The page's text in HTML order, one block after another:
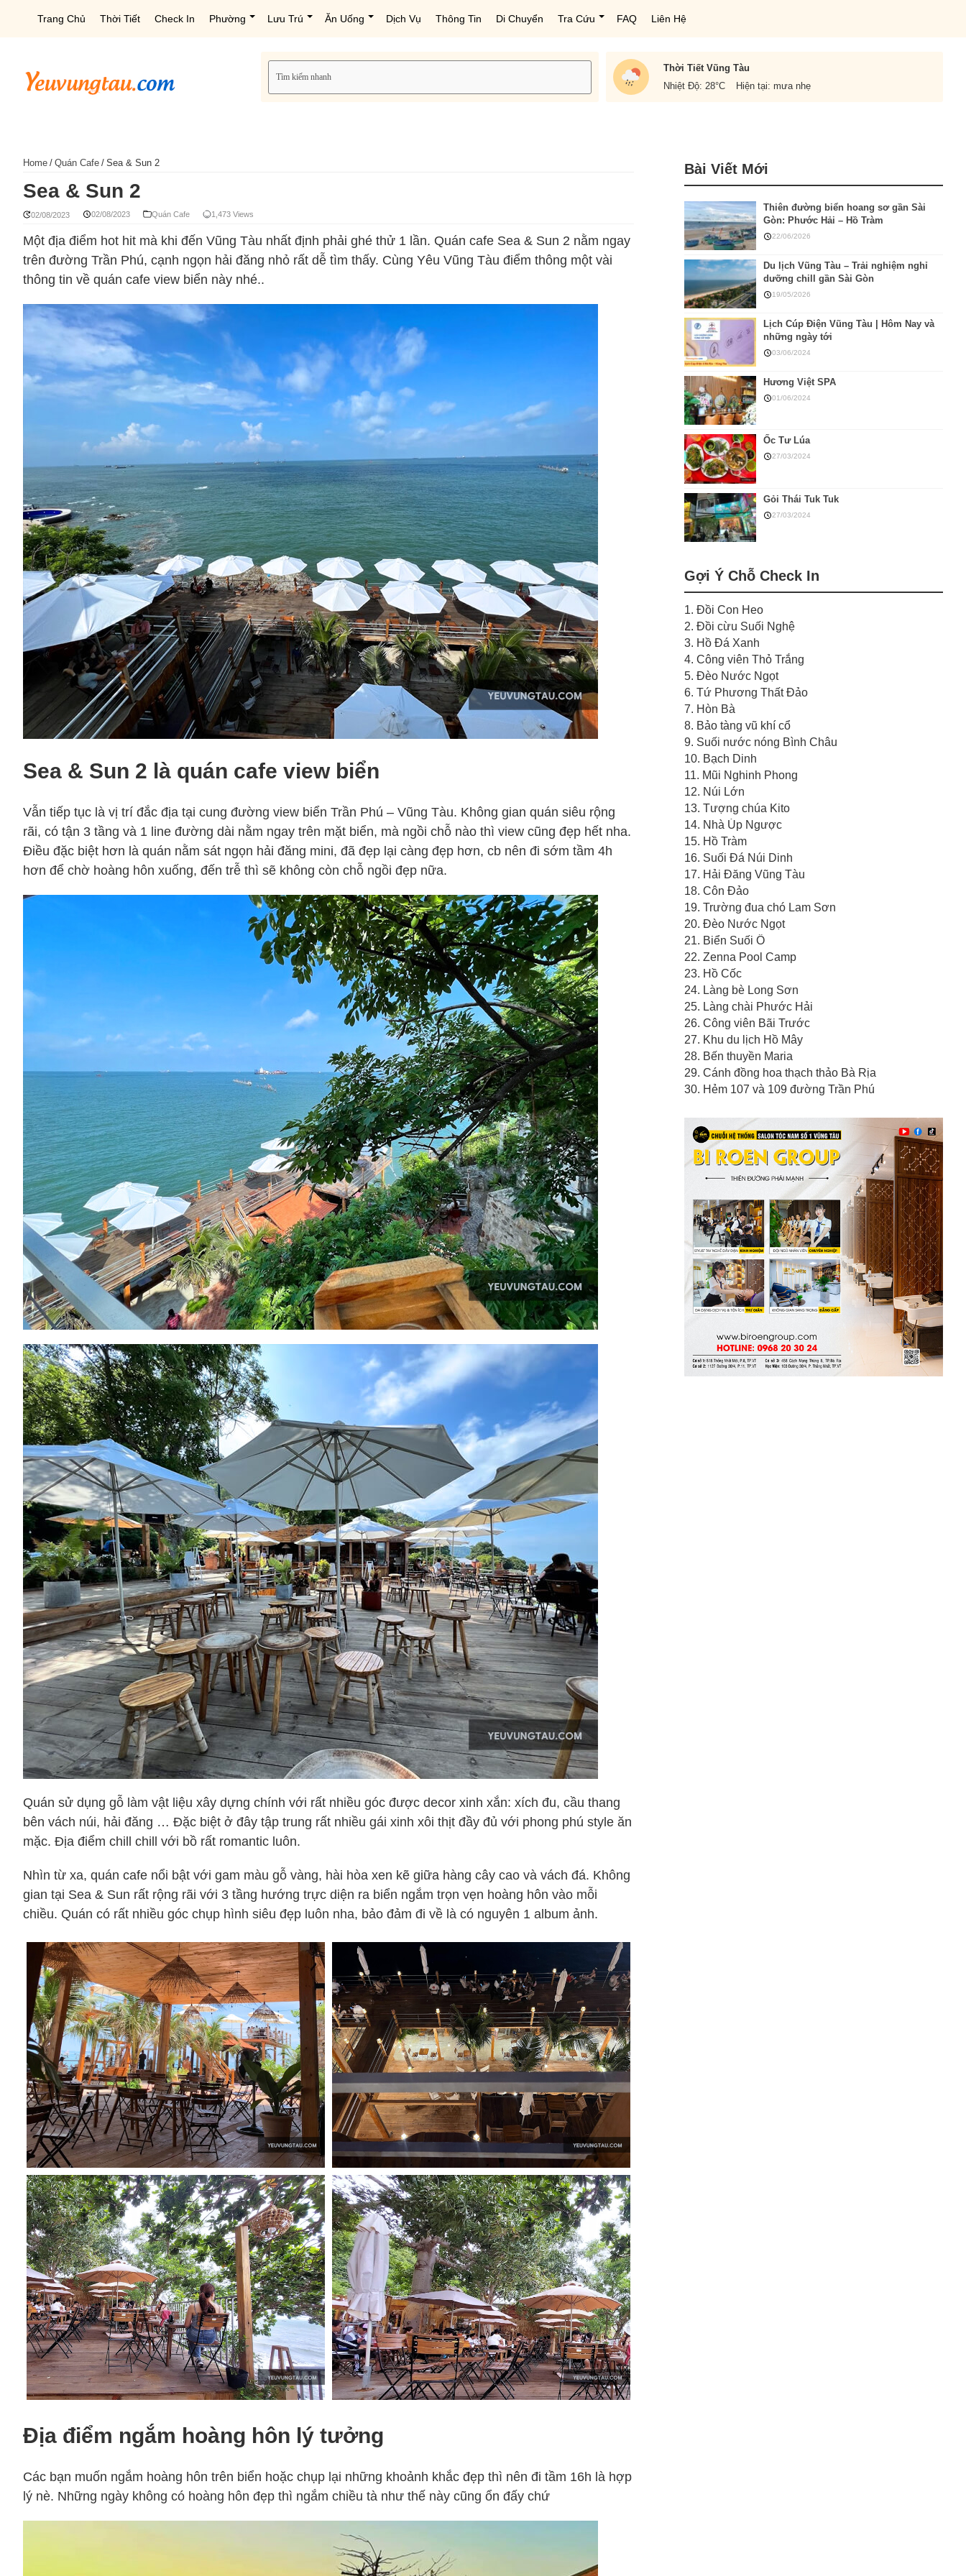
Trang Chủ Thời Tiết Check In Phường Lưu Trú Ăn Uống Dịch Vụ Thông Tin Di Chuyển Tra Cứu FAQ Liên Hệ
Thời Tiết Vũng Tàu
Nhiệt Độ: 28°C Hiện tại: mưa nhẹ
Home / Quán Cafe / Sea & Sun 2
Sea & Sun 2
02/08/2023 02/08/2023 Quán Cafe 1,473 Views
Một địa điểm hot hit mà khi đến Vũng Tàu nhất định phải ghé thử 1 lần. Quán cafe Sea & Sun 2 nằm ngay
trên đường Trần Phú, cạnh ngọn hải đăng nhỏ rất dễ tìm thấy. Cùng Yêu Vũng Tàu điểm thông một vài
thông tin về quán cafe view biển này nhé..
Sea & Sun 2 là quán cafe view biển
Vẫn tiếp tục là vị trí đắc địa tại cung đường view biển Trần Phú – Vũng Tàu. Không gian quán siêu rộng
rãi, có tận 3 tầng và 1 line đường dài nằm ngay trên mặt biển, mà ngồi chỗ nào thì view cũng đẹp hết nha.
Điều đặc biệt hơn là quán nằm sát ngọn hải đăng mini, đã đẹp lại càng đẹp hơn, cb nên đi sớm tầm 4h
hơn để chờ hoàng hôn xuống, đến trễ thì sẽ không còn chỗ ngồi đẹp nữa.
Quán sử dụng gỗ làm vật liệu xây dựng chính với rất nhiều góc được decor xinh xắn: xích đu, cầu thang
bên vách núi, hải đăng … Đặc biệt ở đây tập trung rất nhiều gái xinh xôi thịt đầy đủ với phong phú style ăn
mặc. Địa điểm chill chill với bồ rất romantic luôn.
Nhìn từ xa, quán cafe nổi bật với gam màu gỗ vàng, hài hòa xen kẽ giữa hàng cây cao và vách đá. Không
gian tại Sea & Sun rất rộng rãi với 3 tầng hướng trực diện ra biển ngắm trọn vẹn hoàng hôn vào mỗi
chiều. Quán có rất nhiều góc chụp hình siêu đẹp luôn nha, bảo đảm đi về là có nguyên 1 album ảnh.
Địa điểm ngắm hoàng hôn lý tưởng
Các bạn muốn ngắm hoàng hôn trên biển hoặc chụp lại những khoảnh khắc đẹp thì nên đi tầm 16h là hợp
lý nè. Những ngày không có hoàng hôn đẹp thì ngắm chiều tà như thế này cũng ổn đấy chứ
Bài Viết Mới
Thiên đường biển hoang sơ gần Sài
Gòn: Phước Hải – Hồ Tràm
22/06/2026
Du lịch Vũng Tàu – Trải nghiệm nghỉ
dưỡng chill gần Sài Gòn
19/05/2026
Lịch Cúp Điện Vũng Tàu | Hôm Nay và
những ngày tới
03/06/2024
Hương Việt SPA
01/06/2024
Ốc Tư Lúa
27/03/2024
Gỏi Thái Tuk Tuk
27/03/2024
Gợi Ý Chỗ Check In
1. Đồi Con Heo
2. Đồi cừu Suối Nghệ
3. Hồ Đá Xanh
4. Công viên Thỏ Trắng
5. Đèo Nước Ngọt
6. Tứ Phương Thất Đảo
7. Hòn Bà
8. Bảo tàng vũ khí cổ
9. Suối nước nóng Bình Châu
10. Bạch Dinh
11. Mũi Nghinh Phong
12. Núi Lớn
13. Tượng chúa Kito
14. Nhà Úp Ngược
15. Hồ Tràm
16. Suối Đá Núi Dinh
17. Hải Đăng Vũng Tàu
18. Côn Đảo
19. Trường đua chó Lam Sơn
20. Đèo Nước Ngọt
21. Biển Suối Ồ
22. Zenna Pool Camp
23. Hồ Cốc
24. Làng bè Long Sơn
25. Làng chài Phước Hải
26. Công viên Bãi Trước
27. Khu du lịch Hồ Mây
28. Bến thuyền Maria
29. Cánh đồng hoa thạch thảo Bà Rịa
30. Hẻm 107 và 109 đường Trần Phú